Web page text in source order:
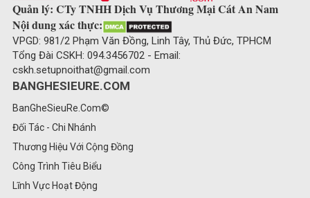
Quản lý: CTy TNHH Dịch Vụ Thương Mại Cát An Nam
Nội dung xác thực:
VPGD: 981/2 Phạm Văn Đồng, Linh Tây, Thủ Đức, TPHCM
Tổng Đài CSKH: 094.3456702 - Email:
cskh.setupnoithat@gmail.com
BANGHESIEURE.COM
BanGheSieuRe.Com©
Đối Tác - Chi Nhánh
Thương Hiệu Với Cộng Đồng
Công Trình Tiêu Biểu
Lĩnh Vực Hoạt Động